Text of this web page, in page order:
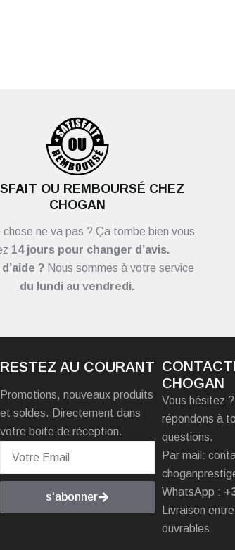
OU REMBOURSÉ CHEZ
CHOGAN
chose ne va pas ? Ça tombe bien vous
14 jours pour changer d’avis.
?Nous sommes à votre service
du lundi au vendredi.
RESTEZ AU COURANT
Promotions, nouveaux produits
et soldes. Directement dans
votre boite de réception.
s'abonner
CHOGAN
Vous hésitez
répondons à
questions.
Par mail:
WhatsApp :
Livraison
ouvrables